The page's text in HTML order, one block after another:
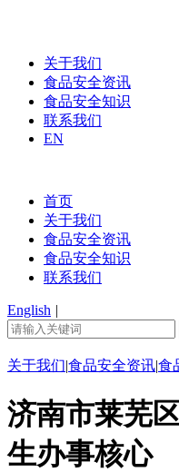
关于我们
食品安全资讯
食品安全知识
联系我们
EN
首页
关于我们
食品安全资讯
食品安全知识
联系我们
English |
关于我们|食品安全资讯|食
济南市莱芜
生办事核心